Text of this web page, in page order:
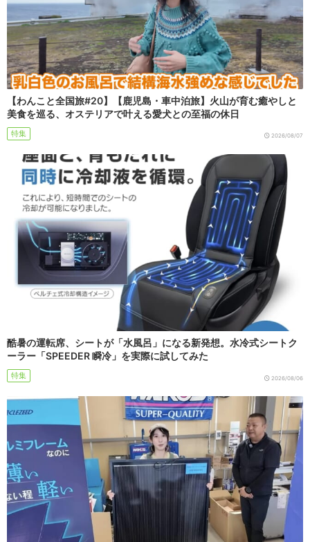
【わんこと全国旅#20】【鹿児島・車中泊旅】火山が育む癒やしと
美食を巡る、オステリアで叶える愛犬との至福の休日
特集 2026/08/07
酷暑の運転席、シートが「水風呂」になる新発想。水冷式シートク
ーラー「SPEEDER 瞬冷」を実際に試してみた
特集 2026/08/06